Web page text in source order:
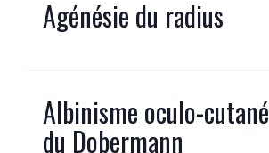
Agénésie du radius
Albinisme oculo-cutané
du Dobermann